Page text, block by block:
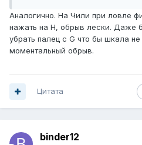
Аналогично. На Чили при ловле
нажать на Н, обрыв лески. Даже
убрать палец с G что бы шкала
моментальный обрыв.
Цитата
binder12